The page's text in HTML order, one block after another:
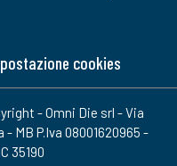
cookies
- Omni Die srl - Via
- MB P.Iva 08001620965 -
35190